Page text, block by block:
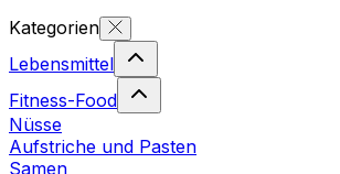
Kategorien
Lebensmittel
Fitness-Food
Nüsse
Aufstriche und Pasten
Samen